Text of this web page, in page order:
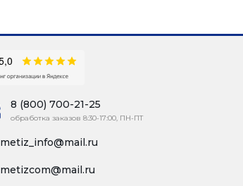
8 (800) 700-21-25
обработка заказов 8:30-17:00, ПН-ПТ
metiz_info@mail.ru
metizcom@mail.ru